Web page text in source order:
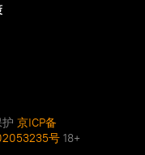
京ICP备
号 18+